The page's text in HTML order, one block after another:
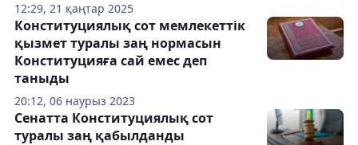
12:29, 21 қаңтар 2025
20:12, 06 наурыз 2023
Конституциялық сот мемлекеттік
қызмет туралы заң нормасын
Конституцияға сай емес деп
таныды
Сенатта Конституциялық сот
туралы заң қабылданды